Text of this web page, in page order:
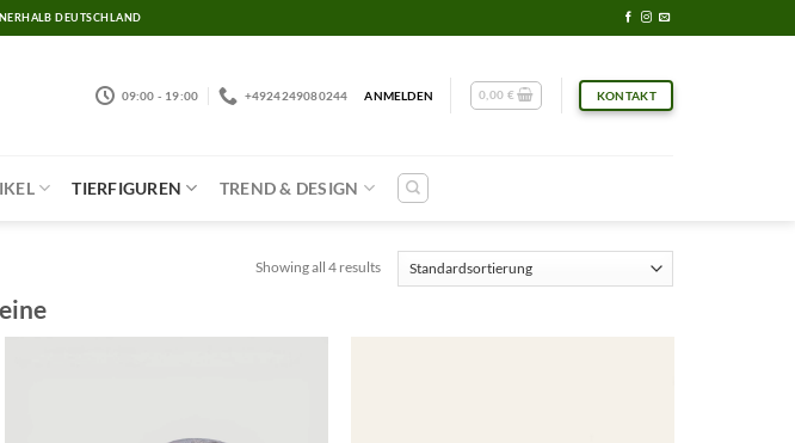
DEUTSCHLAND
09:00 - 19:00 +4924249080244 ANMELDEN 0,00 € KONTAKT
TIERFIGUREN TREND & DESIGN
Showing all 4 results